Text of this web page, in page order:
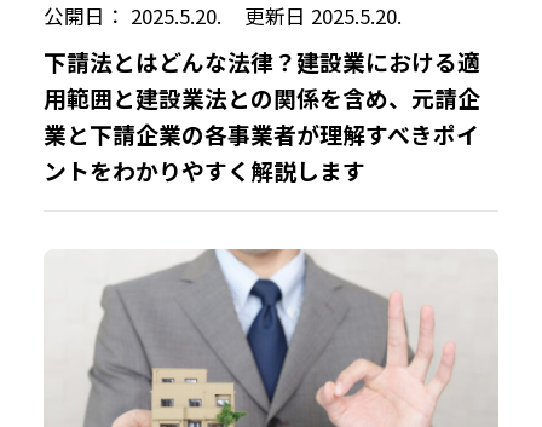
公開日： 2025.5.20. 更新日 2025.5.20.
下請法とはどんな法律？建設業における適
用範囲と建設業法との関係を含め、元請企
業と下請企業の各事業者が理解すべきポイ
ントをわかりやすく解説します